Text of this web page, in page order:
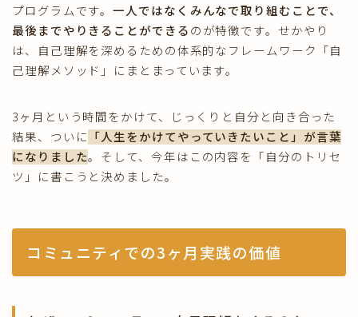
プログラムです。一人ではなくみんなで取り組むことで、
最後までやりきることができるのが特徴です。せかやり
は、自己理解を深めるための体系的なフレームワーク「自
己理解メソッド」にまとまっています。
3ヶ月という時間をかけて、じっくりと自分と向き合った
結果、ついに 「人生をかけてやっていきたいこと」が言葉
になりました。そして、今年はこの内容を「自分のトリセ
ツ」に書こうと決めました。
コミュニティでの3ヶ月実践の価値